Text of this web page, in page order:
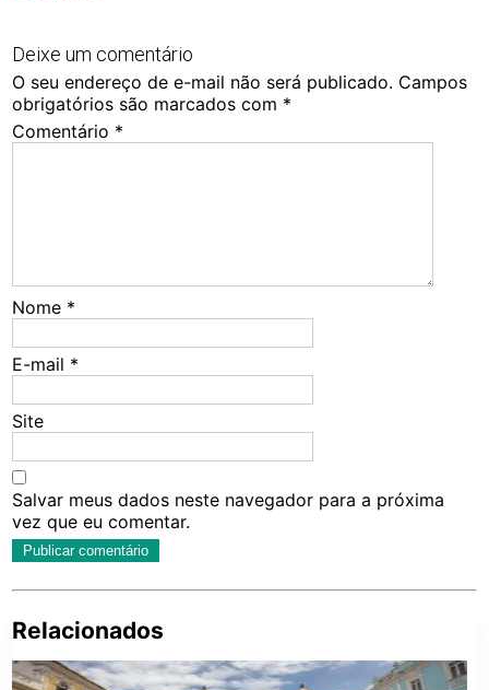
Deixe um comentário
O seu endereço de e-mail não será publicado. Campos
obrigatórios são marcados com *
Comentário *
Nome *
E-mail *
Site
Salvar meus dados neste navegador para a próxima
vez que eu comentar.
Relacionados